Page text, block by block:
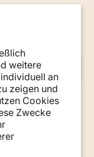
weitere
an
zeigen und
Cookies
Zwecke
E-Mail